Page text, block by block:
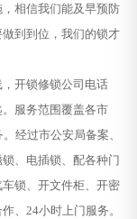
相信我们能及早预防
到到位，我们的锁才
，开锁修锁公司电话
服务范围覆盖各市
经过市公安局备案、
、电插锁、配各种门
锁、开文件柜、开密
、24小时上门服务。